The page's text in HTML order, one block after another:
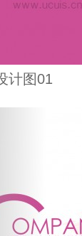
计图01